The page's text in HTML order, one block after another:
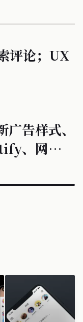
评论；UX
告样式、
、网易云